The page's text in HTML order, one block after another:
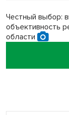
Честный выбор:
объективность
области
Кибертанки